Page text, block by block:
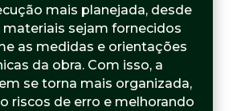
mais planejada, desde
materiais sejam fornecidos
as medidas e orientações
da obra. Com isso, a
se torna mais organizada,
riscos de erro e melhorando